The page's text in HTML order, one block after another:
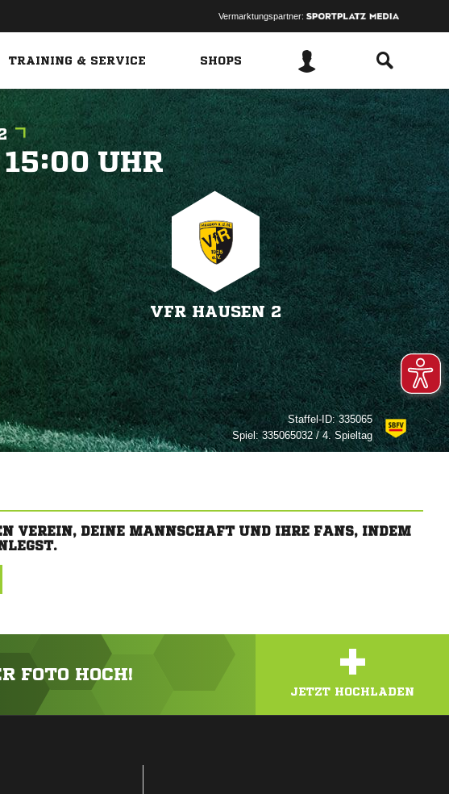
Vermarktungspartner:
TRAINING & SERVICE SHOPS
 
VFR HAUSEN 2
Staffel-ID:335065
Spiel:335065032 / 4. Spieltag
VEREIN, DEINE MANNSCHAFT UND IHRE FANS, INDEM
FOTO HOCH! +
JETZT HOCHLADEN